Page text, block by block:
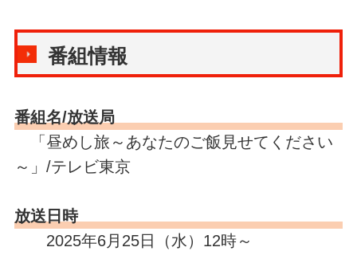
番組情報
番組名/放送局
「昼めし旅～あなたのご飯見せてください
～」/テレビ東京
放送日時
2025年6月25日（水）12時～